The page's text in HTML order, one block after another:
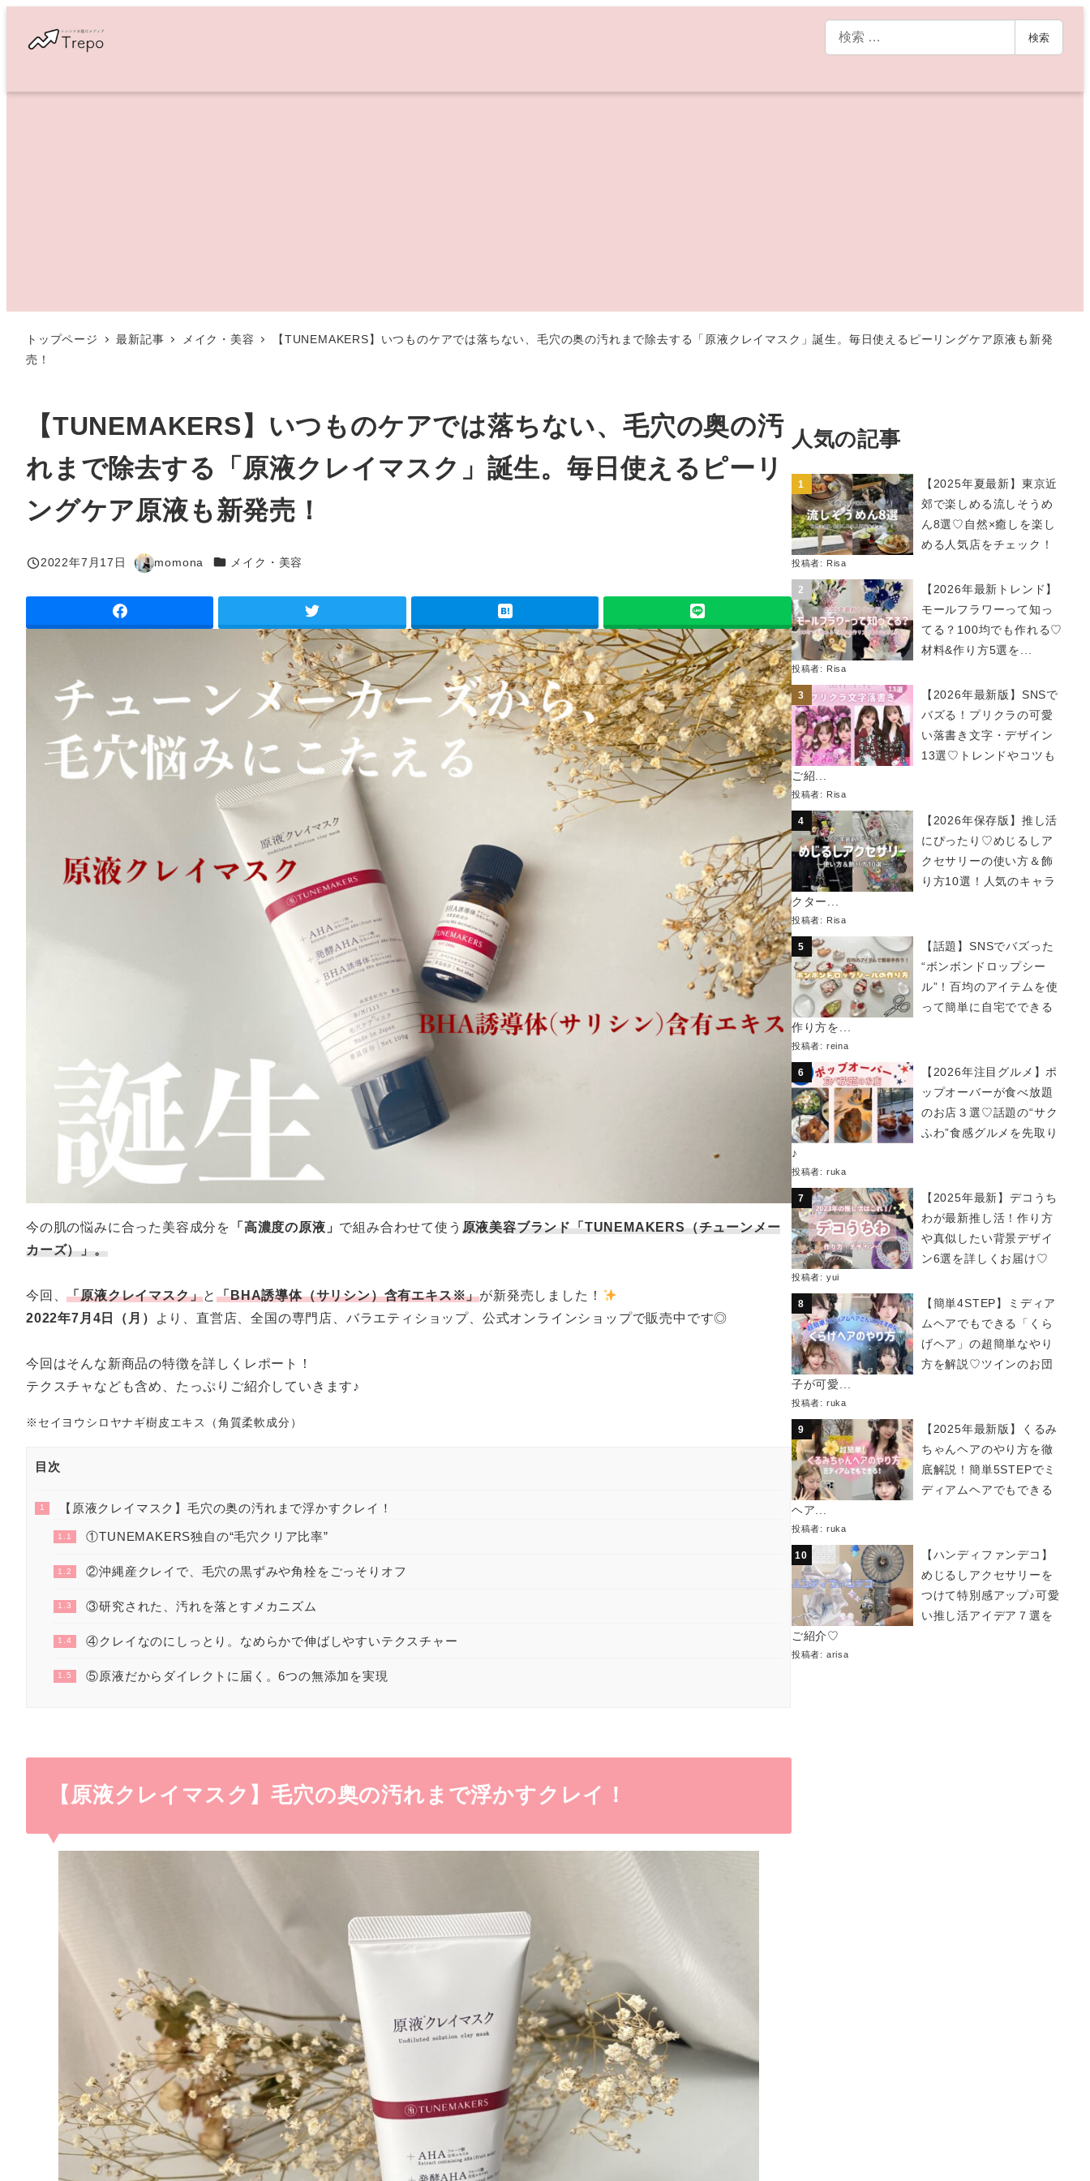
索
検索
トップページ 最新記事 メイク・美容
【TUNEMAKERS】いつものケアでは落ちない、毛穴の奥の汚れまで除去する「原液クレイマスク」誕生。毎日使えるピーリングケア原液も新発
売！
【TUNEMAKERS】いつものケアでは落ちない、毛穴の奥の汚
れまで除去する「原液クレイマスク」誕生。毎日使えるピーリ
ングケア原液も新発売！
投稿日
2022年7月17日
著
momona カテゴリー
メイク・美容
今の肌の悩みに合った美容成分を 「高濃度の原液」 で組み合わせて使う 原液美容ブランド「TUNEMAKERS（チューンメー
カーズ）」。
今回、「原液クレイマスク」と「BHA誘導体（サリシン）含有エキス※」が新発売しました！
2022年7月4日（月）
より、直営店、全国の専門店、バラエティショップ、公式オンラインショップで販売中です◎
今回はそんな新商品の特徴を詳しくレポート！
テクスチャなども含め、たっぷりご紹介していきます♪
※セイヨウシロヤナギ樹皮エキス（角質柔軟成分）
目次
1 【原液クレイマスク】毛穴の奥の汚れまで浮かすクレイ！
1.1 ①TUNEMAKERS独自の“毛穴クリア比率”
1.2 ②沖縄産クレイで、毛穴の黒ずみや角栓をごっそりオフ
1.3 ③研究された、汚れを落とすメカニズム
1.4 ④クレイなのにしっとり。なめらかで伸ばしやすいテクスチャー
1.5 ⑤原液だからダイレクトに届く。6つの無添加を実現
【 原液クレイマスク 】毛穴の奥の汚れまで浮かすクレイ！
人気の記事
【2025年夏最新】東京近
郊で楽しめる流しそうめ
ん8選♡自然×癒しを楽し
める人気店をチェック！
投稿者: Risa
【2026年最新トレンド】
モールフラワーって知っ
てる？100均でも作れる♡
材料&作り方5選を...
投稿者: Risa
【2026年最新版】SNSで
バズる！プリクラの可愛
い落書き文字・デザイン
13選♡トレンドやコツも
ご紹...
投稿者: Risa
【2026年保存版】推し活
にぴったり♡めじるしア
クセサリーの使い方＆飾
り方10選！人気のキャラ
クター...
投稿者: Risa
【話題】SNSでバズった
“ボンボンドロップシー
ル”！百均のアイテムを使
って簡単に自宅でできる
作り方を...
投稿者: reina
【2026年注目グルメ】ポ
ップオーバーが食べ放題
のお店３選♡話題の“サク
ふわ”食感グルメを先取り
♪
投稿者: ruka
【2025年最新】デコうち
わが最新推し活！作り方
や真似したい背景デザイ
ン6選を詳しくお届け♡
投稿者: yui
【簡単4STEP】ミディア
ムヘアでもできる「くら
げヘア」の超簡単なやり
方を解説♡ツインのお団
子が可愛...
投稿者: ruka
【2025年最新版】くるみ
ちゃんヘアのやり方を徹
底解説！簡単5STEPでミ
ディアムヘアでもできる
ヘア...
投稿者: ruka
【ハンディファンデコ】
めじるしアクセサリーを
つけて特別感アップ♪可愛
い推し活アイデア７選を
ご紹介♡
投稿者: arisa